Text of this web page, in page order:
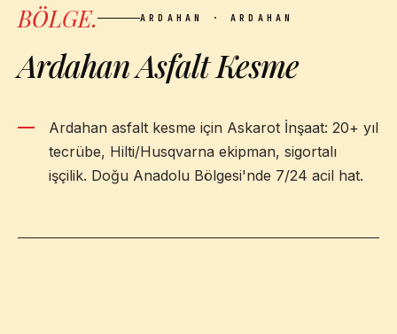
BÖLGE. ARDAHAN · ARDAHAN
Ardahan Asfalt Kesme
Ardahan asfalt kesme için Askarot İnşaat: 20+ yıl
tecrübe, Hilti/Husqvarna ekipman, sigortalı
işçilik. Doğu Anadolu Bölgesi'nde 7/24 acil hat.